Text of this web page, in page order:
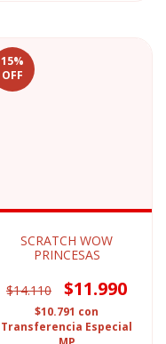
15%
OFF
SCRATCH WOW
PRINCESAS
$14.110 $11.990
$10.791 con
Transferencia Especial